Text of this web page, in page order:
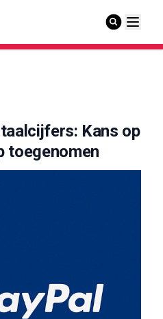
Kans op
toegenomen